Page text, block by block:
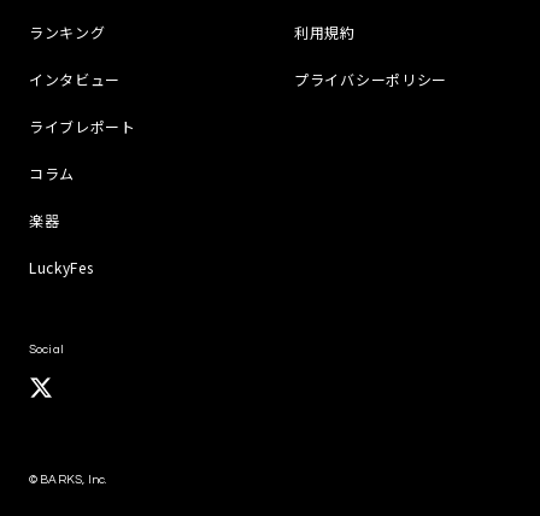
ランキング
インタビュー
ライブレポート
コラム
楽器
LuckyFes
利用規約
プライバシーポリシー
Social
© BARKS, Inc.